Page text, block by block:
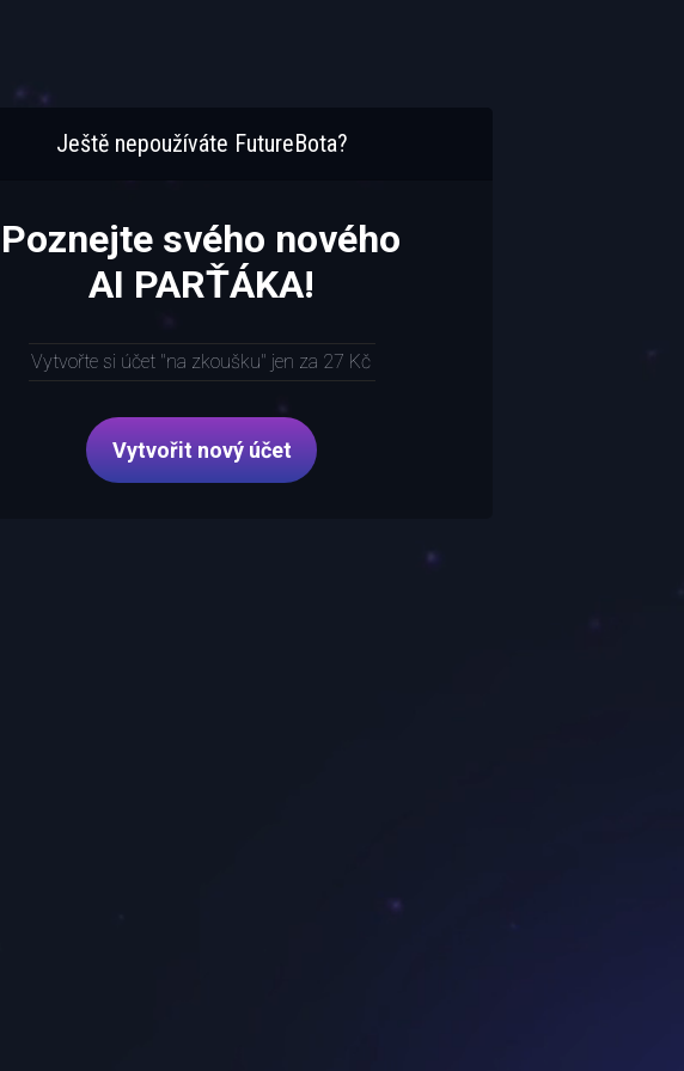
Ještě nepoužíváte FutureBota?
Poznejte svého nového
AI PARŤÁKA!
Vytvořte si účet "na zkoušku" jen za 27 Kč
Vytvořit nový účet